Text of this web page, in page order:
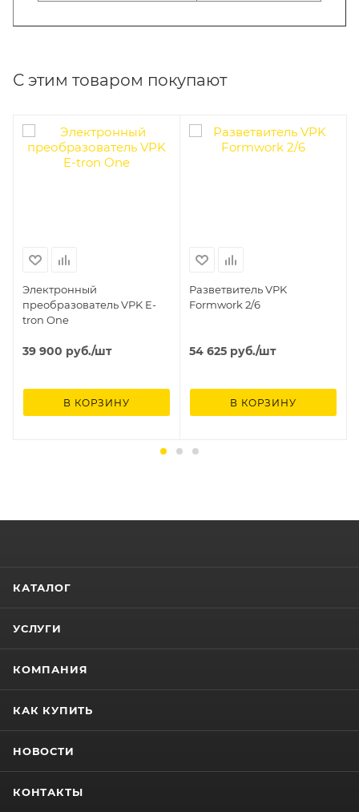
С этим товаром покупают
Электронный
преобразователь VPK E-
tron One
39 900 руб./шт
В КОРЗИНУ
Разветвитель VPK
Formwork 2/6
54 625 руб./шт
В КОРЗИНУ
КАТАЛОГ
УСЛУГИ
КОМПАНИЯ
КАК КУПИТЬ
НОВОСТИ
КОНТАКТЫ